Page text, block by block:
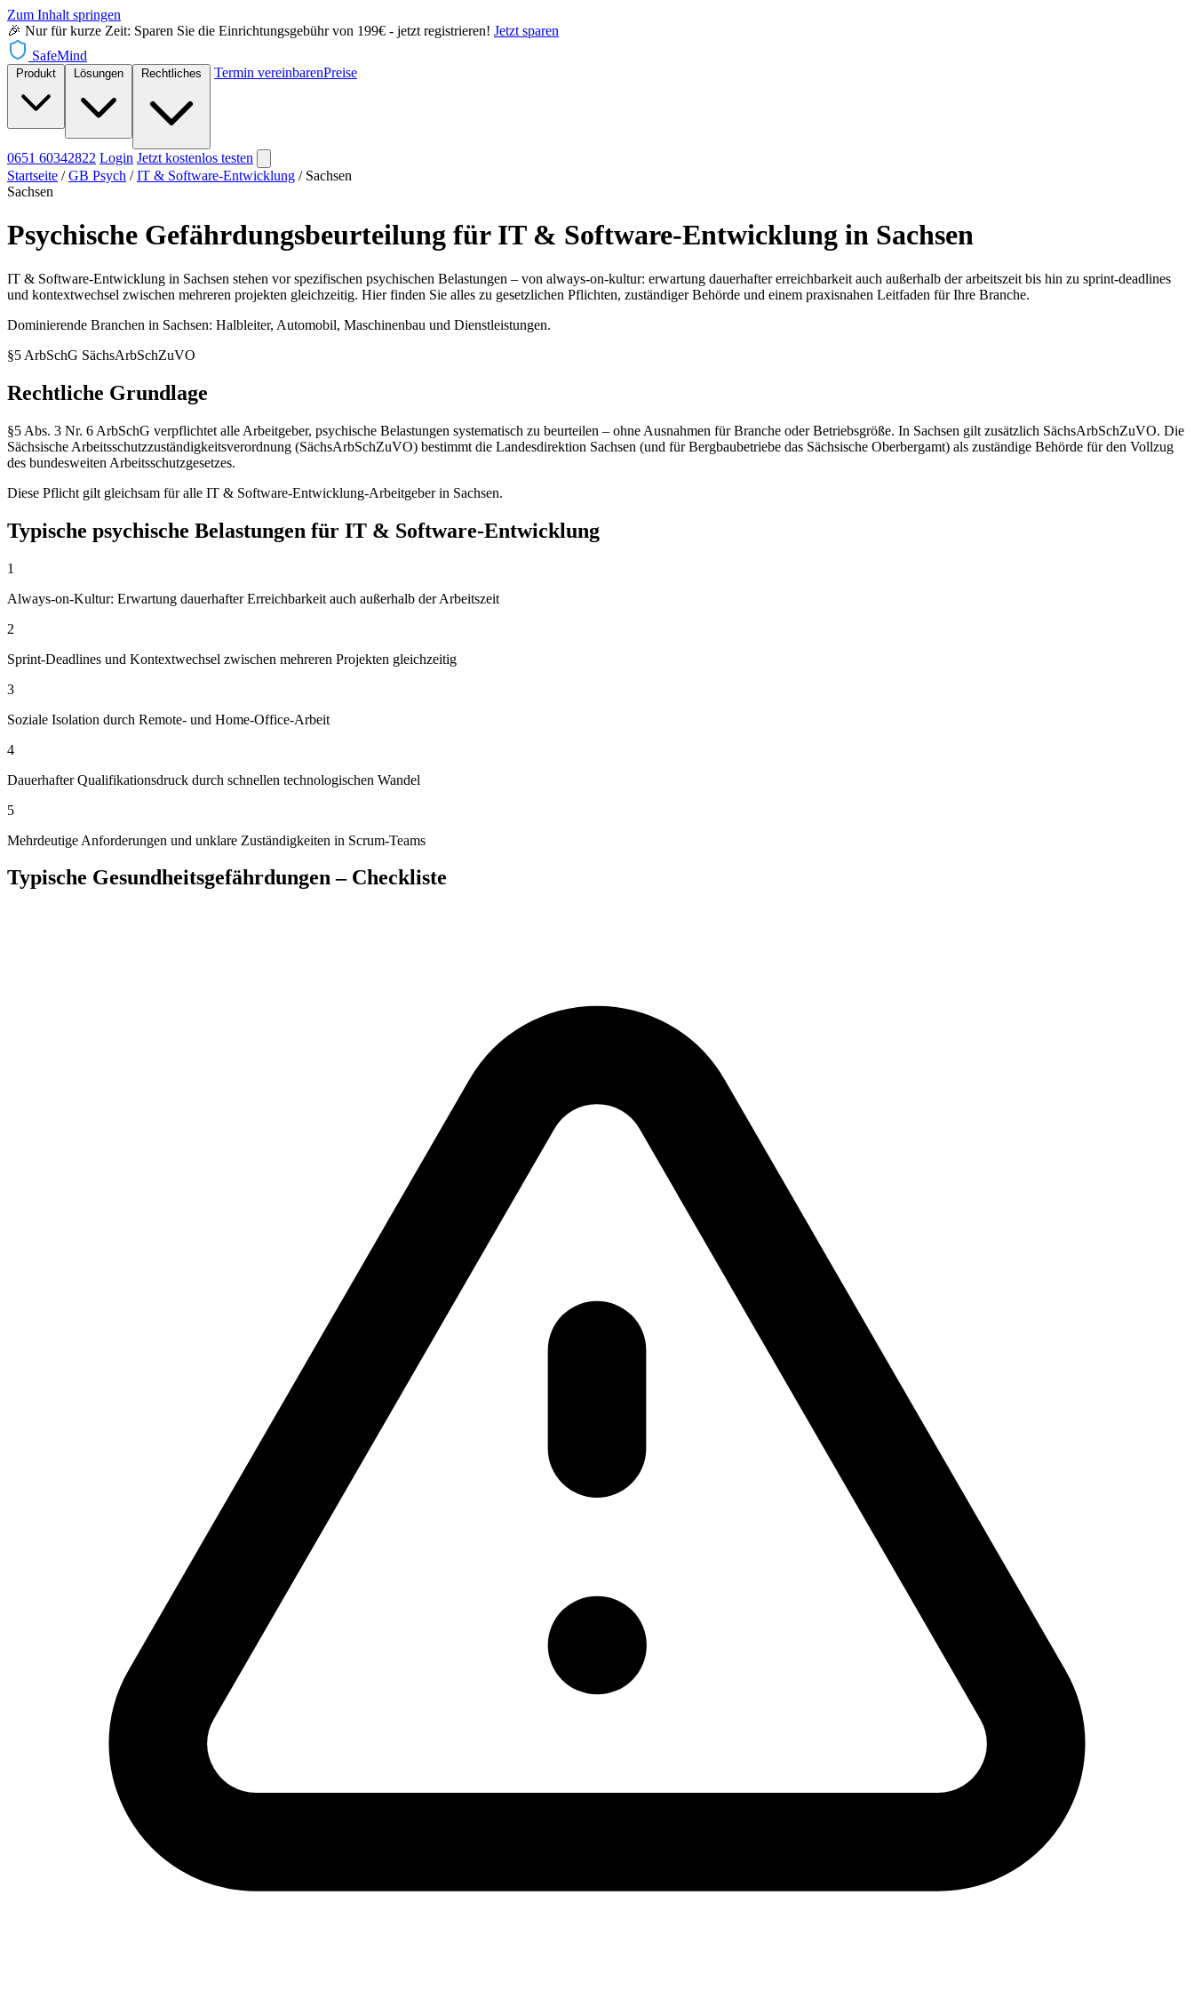
Zum Inhalt springen
🎉 Nur für kurze Zeit: Sparen Sie die Einrichtungsgebühr von 199€ - jetzt registrieren! Jetzt sparen
SafeMind
Termin vereinbarenPreise
0651 60342822 Login Jetzt kostenlos testen
Startseite / GB Psych / IT & Software-Entwicklung / Sachsen
Sachsen
Psychische Gefährdungsbeurteilung für IT & Software-Entwicklung in Sachsen
IT & Software-Entwicklung in Sachsen stehen vor spezifischen psychischen Belastungen – von always-on-kultur: erwartung dauerhafter erreichbarkeit auch außerhalb der arbeitszeit bis hin zu sprint-deadlines
und kontextwechsel zwischen mehreren projekten gleichzeitig. Hier finden Sie alles zu gesetzlichen Pflichten, zuständiger Behörde und einem praxisnahen Leitfaden für Ihre Branche.
Dominierende Branchen in Sachsen: Halbleiter, Automobil, Maschinenbau und Dienstleistungen.
§5 ArbSchG SächsArbSchZuVO
Rechtliche Grundlage
§5 Abs. 3 Nr. 6 ArbSchG verpflichtet alle Arbeitgeber, psychische Belastungen systematisch zu beurteilen – ohne Ausnahmen für Branche oder Betriebsgröße. In Sachsen gilt zusätzlich SächsArbSchZuVO. Die
Sächsische Arbeitsschutzzuständigkeitsverordnung (SächsArbSchZuVO) bestimmt die Landesdirektion Sachsen (und für Bergbaubetriebe das Sächsische Oberbergamt) als zuständige Behörde für den Vollzug
des bundesweiten Arbeitsschutzgesetzes.
Diese Pflicht gilt gleichsam für alle IT & Software-Entwicklung-Arbeitgeber in Sachsen.
Typische psychische Belastungen für IT & Software-Entwicklung
1
Always-on-Kultur: Erwartung dauerhafter Erreichbarkeit auch außerhalb der Arbeitszeit
2
Sprint-Deadlines und Kontextwechsel zwischen mehreren Projekten gleichzeitig
3
Soziale Isolation durch Remote- und Home-Office-Arbeit
4
Dauerhafter Qualifikationsdruck durch schnellen technologischen Wandel
5
Mehrdeutige Anforderungen und unklare Zuständigkeiten in Scrum-Teams
Typische Gesundheitsgefährdungen – Checkliste